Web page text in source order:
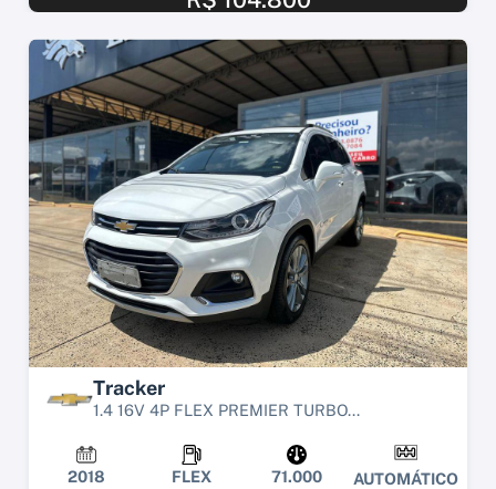
Tracker
1.4 16V 4P FLEX PREMIER TURBO...
2018 FLEX 71.000 AUTOMÁTICO